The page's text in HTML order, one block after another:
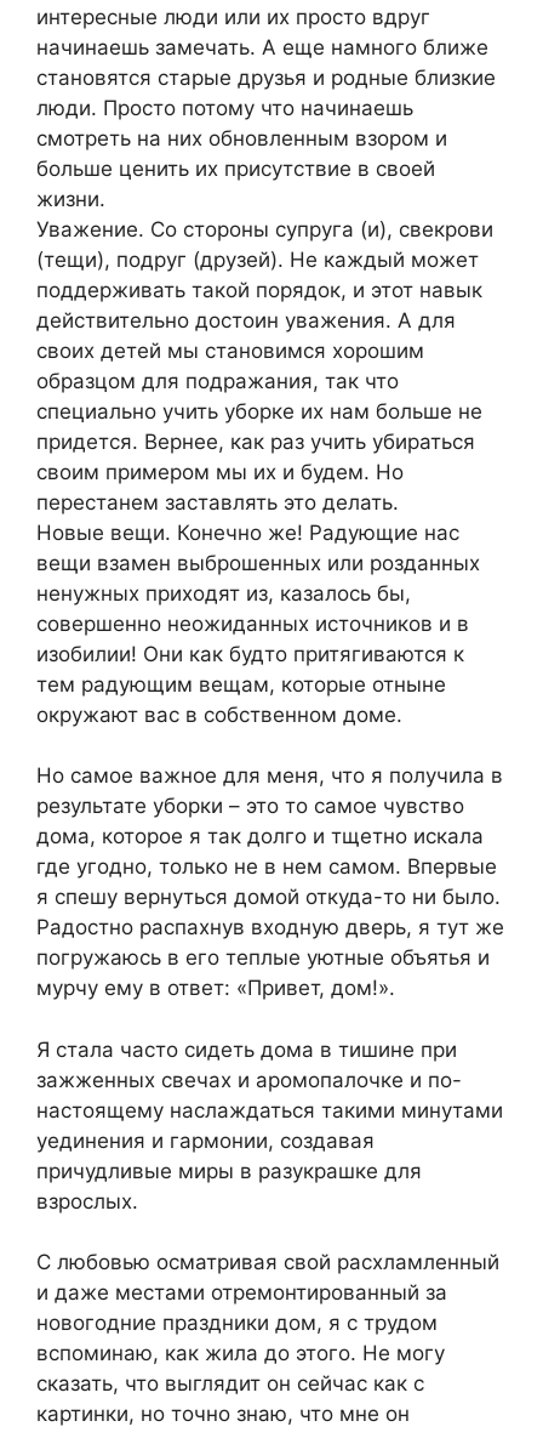
интересные люди или их просто вдруг
начинаешь замечать. А еще намного ближе
становятся старые друзья и родные близкие
люди. Просто потому что начинаешь
смотреть на них обновленным взором и
больше ценить их присутствие в своей
жизни.
Уважение. Со стороны супруга (и), свекрови
(тещи), подруг (друзей). Не каждый может
поддерживать такой порядок, и этот навык
действительно достоин уважения. А для
своих детей мы становимся хорошим
образцом для подражания, так что
специально учить уборке их нам больше не
придется. Вернее, как раз учить убираться
своим примером мы их и будем. Но
перестанем заставлять это делать.
Новые вещи. Конечно же! Радующие нас
вещи взамен выброшенных или розданных
ненужных приходят из, казалось бы,
совершенно неожиданных источников и в
изобилии! Они как будто притягиваются к
тем радующим вещам, которые отныне
окружают вас в собственном доме.
Но самое важное для меня, что я получила в
результате уборки – это то самое чувство
дома, которое я так долго и тщетно искала
где угодно, только не в нем самом. Впервые
я спешу вернуться домой откуда-то ни было.
Радостно распахнув входную дверь, я тут же
погружаюсь в его теплые уютные объятья и
мурчу ему в ответ: «Привет, дом!».
Я стала часто сидеть дома в тишине при
зажженных свечах и аромопалочке и по-
настоящему наслаждаться такими минутами
уединения и гармонии, создавая
причудливые миры в разукрашке для
взрослых.
С любовью осматривая свой расхламленный
и даже местами отремонтированный за
новогодние праздники дом, я с трудом
вспоминаю, как жила до этого. Не могу
сказать, что выглядит он сейчас как с
картинки, но точно знаю, что мне он